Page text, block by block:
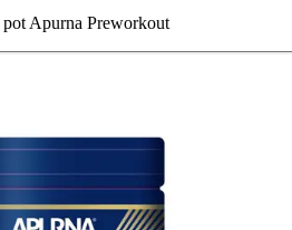
Apurna Preworkout